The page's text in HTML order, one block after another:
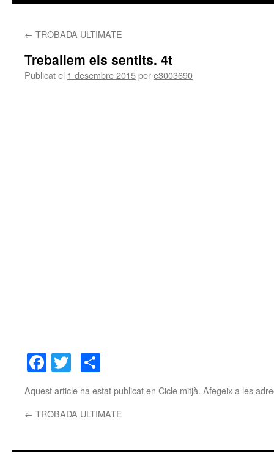
← TROBADA ULTIMATE
Treballem els sentits. 4t
Publicat el 1 desembre 2015pere3003690
Facebook
Twitter
Aquest article ha estat publicat en Cicle mitjà. Afegeix a les
← TROBADA ULTIMATE